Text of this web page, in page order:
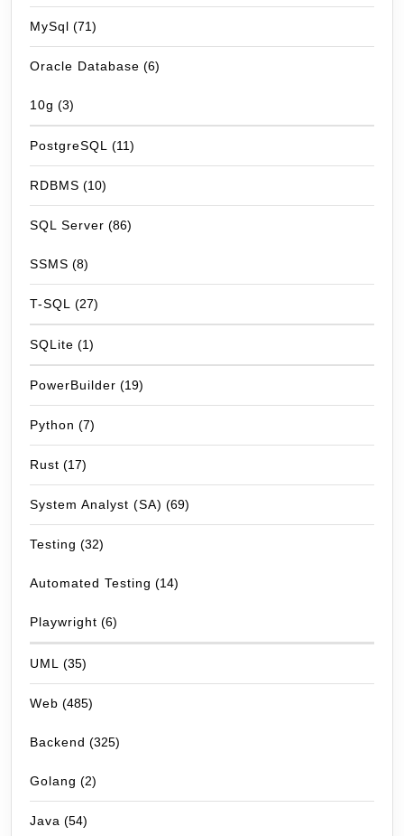
MySql (71)
Oracle Database (6)
10g (3)
PostgreSQL (11)
RDBMS (10)
SQL Server (86)
SSMS (8)
T-SQL (27)
SQLite (1)
PowerBuilder (19)
Python (7)
Rust (17)
System Analyst (SA) (69)
Testing (32)
Automated Testing (14)
Playwright (6)
UML (35)
Web (485)
Backend (325)
Golang (2)
Java (54)